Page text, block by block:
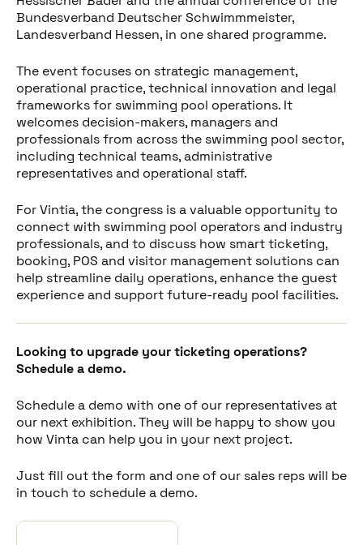
Bundesverband Deutscher Schwimmmeister,
Landesverband Hessen, in one shared programme.
The event focuses on strategic management,
operational practice, technical innovation and legal
frameworks for swimming pool operations. It
welcomes decision-makers, managers and
professionals from across the swimming pool sector,
including technical teams, administrative
representatives and operational staff.
For Vintia, the congress is a valuable opportunity to
connect with swimming pool operators and industry
professionals, and to discuss how smart ticketing,
booking, POS and visitor management solutions can
help streamline daily operations, enhance the guest
experience and support future-ready pool facilities.
Looking to upgrade your ticketing operations?
Schedule a demo.
Schedule a demo with one of our representatives at
our next exhibition. They will be happy to show you
how Vinta can help you in your next project.
Just fill out the form and one of our sales reps will be
in touch to schedule a demo.